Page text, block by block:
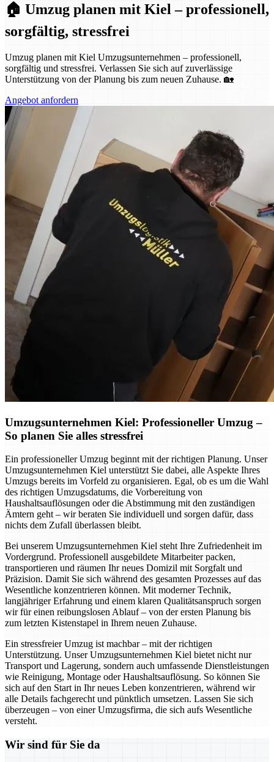
🏠 Umzug planen mit Kiel – professionell,
sorgfältig, stressfrei
Umzug planen mit Kiel Umzugsunternehmen – professionell,
sorgfältig und stressfrei. Verlassen Sie sich auf zuverlässige
Unterstützung von der Planung bis zum neuen Zuhause. 🏡
Angebot anfordern
Umzugsunternehmen Kiel: Professioneller Umzug –
So planen Sie alles stressfrei
Ein professioneller Umzug beginnt mit der richtigen Planung. Unser
Umzugsunternehmen Kiel unterstützt Sie dabei, alle Aspekte Ihres
Umzugs bereits im Vorfeld zu organisieren. Egal, ob es um die Wahl
des richtigen Umzugsdatums, die Vorbereitung von
Haushaltsauflösungen oder die Abstimmung mit den zuständigen
Ämtern geht – wir beraten Sie individuell und sorgen dafür, dass
nichts dem Zufall überlassen bleibt.
Bei unserem Umzugsunternehmen Kiel steht Ihre Zufriedenheit im
Vordergrund. Professionell ausgebildete Mitarbeiter packen,
transportieren und räumen Ihr neues Domizil mit Sorgfalt und
Präzision. Damit Sie sich während des gesamten Prozesses auf das
Wesentliche konzentrieren können. Mit moderner Technik,
langjähriger Erfahrung und einem klaren Qualitätsanspruch sorgen
wir für einen reibungslosen Ablauf – von der ersten Planung bis
zum letzten Kistenstapel in Ihrem neuen Zuhause.
Ein stressfreier Umzug ist machbar – mit der richtigen
Unterstützung. Unser Umzugsunternehmen Kiel bietet nicht nur
Transport und Lagerung, sondern auch umfassende Dienstleistungen
wie Reinigung, Montage oder Haushaltsauflösung. So können Sie
sich auf den Start in Ihr neues Leben konzentrieren, während wir
alle Details fachgerecht und pünktlich umsetzen. Lassen Sie sich
überzeugen – von einer Umzugsfirma, die sich aufs Wesentliche
versteht.
Wir sind für Sie da